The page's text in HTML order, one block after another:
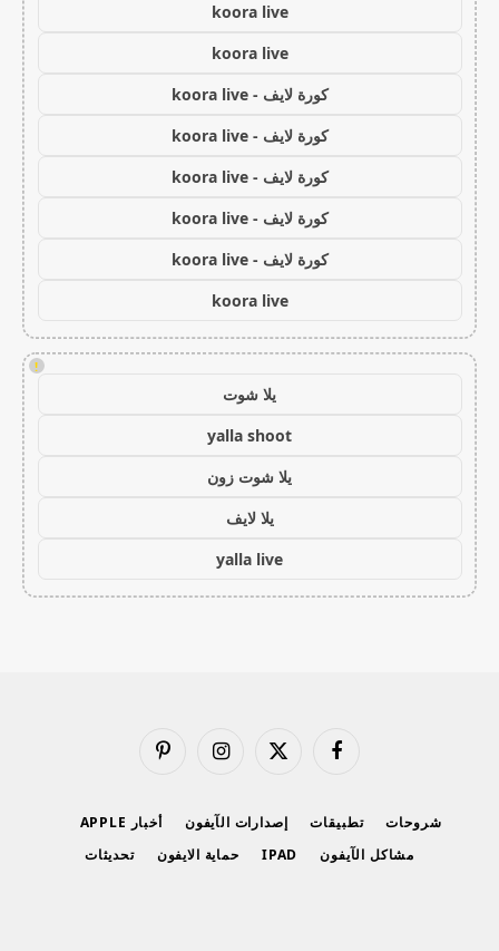
koora live
koora live
كورة لايف - koora live
كورة لايف - koora live
كورة لايف - koora live
كورة لايف - koora live
كورة لايف - koora live
koora live
!
يلا شوت
yalla shoot
يلا شوت زون
يلا لايف
yalla live
فيسبوك
X
الانستغرامبينتيريست
شروحات تطبيقات إصدارات الآيفون
أخبار APPLE
مشاكل الآيفون
IPAD حماية الايفون تحديثات